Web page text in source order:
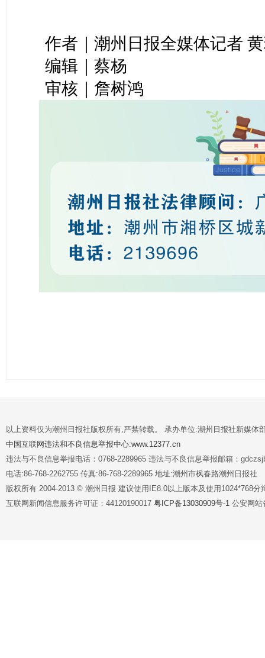
作者｜潮州日报全媒体记者
编辑｜蔡杨
审核｜詹树鸿
以上资料仅为潮州日报社版权所有,严禁转载。 承办单位:潮州日报社新媒体
中国互联网违法和不良信息举报中心:www.12377.cn
违法与不良信息举报电话：0768-2289965 违法与不良信息举报邮箱：
电话:86-768-2262755 传真:86-768-2289965 地址:潮州市枫春路潮州日报社
版权所有 2004-2013 © 潮州日报 建议使用IE8.0以上版本及使用1024*768分
互联网新闻信息服务许可证：44120190017 粤ICP备13030909号-1 公安网站